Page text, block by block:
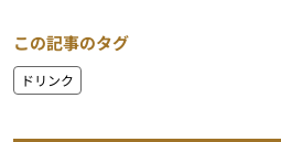
この記事のタグ
ドリンク